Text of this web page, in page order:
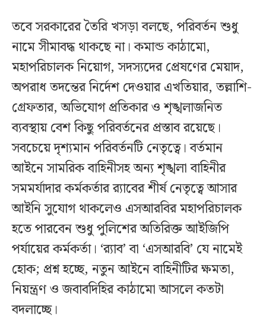
তবে সরকারের তৈরি খসড়া বলছে, পরিবর্তন শুধু
নামে সীমাবদ্ধ থাকছে না। কমান্ড কাঠামো,
মহাপরিচালক নিয়োগ, সদস্যদের প্রেষণের মেয়াদ,
অপরাধ তদন্তের নির্দেশ দেওয়ার এখতিয়ার, তল্লাশি-
গ্রেফতার, অভিযোগ প্রতিকার ও শৃঙ্খলাজনিত
ব্যবস্থায় বেশ কিছু পরিবর্তনের প্রস্তাব রয়েছে।
সবচেয়ে দৃশ্যমান পরিবর্তনটি নেতৃত্বে। বর্তমান
আইনে সামরিক বাহিনীসহ অন্য শৃঙ্খলা বাহিনীর
সমমর্যাদার কর্মকর্তার র‍্যাবের শীর্ষ নেতৃত্বে আসার
আইনি সুযোগ থাকলেও এসআরবির মহাপরিচালক
হতে পারবেন শুধু পুলিশের অতিরিক্ত আইজিপি
পর্যায়ের কর্মকর্তা। ‘র‍্যাব’ বা ‘এসআরবি’ যে নামেই
হোক; প্রশ্ন হচ্ছে, নতুন আইনে বাহিনীটির ক্ষমতা,
নিয়ন্ত্রণ ও জবাবদিহির কাঠামো আসলে কতটা
বদলাচ্ছে।